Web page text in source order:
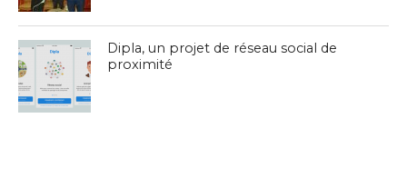
Dipla, un projet de réseau social de
proximité